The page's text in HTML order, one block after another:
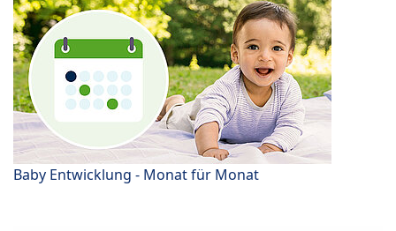
Baby Entwicklung - Monat für Monat